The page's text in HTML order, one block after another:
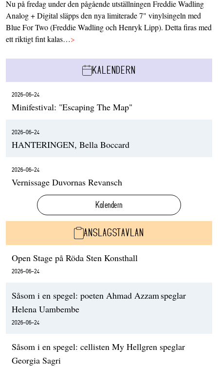
Nu på fredag under den pågående utställningen Freddie Wadling
Analog + Digital släpps den nya limiterade 7" vinylsingeln med
Blue For Two (Freddie Wadling och Henryk Lipp). Detta firas med
ett riktigt fint kalas…>
KALENDERN
2026-06-24
Minifestival: "Escaping The Map"
2026-06-24
HANTERINGEN, Bella Boccard
2026-06-24
Vernissage Duvornas Revansch
Kalendern
ANSLAGSTAVLAN
Open Stage på Röda Sten Konsthall
2026-06-24
Såsom i en spegel: poeten Ahmad Azzam speglar
Helena Uambembe
2026-06-24
Såsom i en spegel: cellisten My Hellgren speglar
Georgia Sagri